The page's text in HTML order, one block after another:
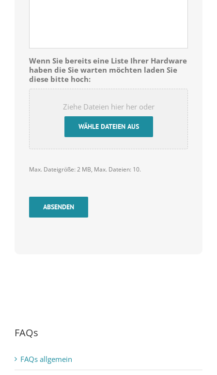
Wenn Sie bereits eine Liste Ihrer Hardware
haben die Sie warten möchten laden Sie
diese bitte hoch:
Ziehe Dateien hier her oder
WÄHLE DATEIEN AUS
Max. Dateigröße: 2 MB, Max. Dateien: 10.
ABSENDEN
FAQs
FAQs allgemein